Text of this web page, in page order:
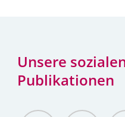
Unsere
Publikationen